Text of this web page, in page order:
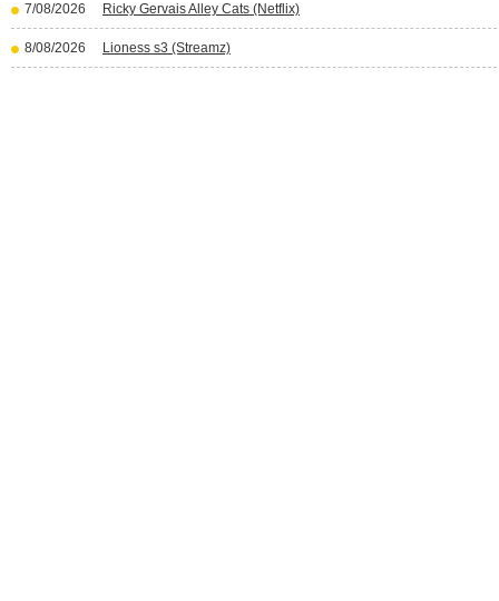
7/08/2026 Ricky Gervais Alley Cats (Netflix)
8/08/2026 Lioness s3 (Streamz)